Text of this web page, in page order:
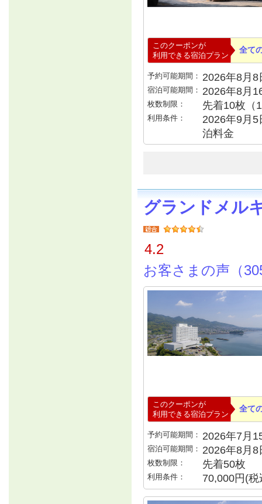
このクーポンが
利用できる宿泊プラン
全て
予約可能期間： 2026年8月
宿泊可能期間： 2026年8月
枚数制限： 先着10枚（
利用条件：
2026年9月
泊料金
グランドメル
4.2
お客さまの声（
このクーポンが
利用できる宿泊プラン
全て
予約可能期間： 2026年7月
宿泊可能期間： 2026年8月
枚数制限： 先着50枚
利用条件： 70,000円(